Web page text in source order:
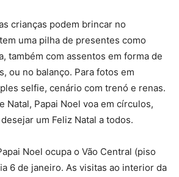
crianças podem brincar no
uma pilha de presentes como
também com assentos em forma de
ou no balanço. Para fotos em
selfie, cenário com trenó e renas.
Natal, Papai Noel voa em círculos,
um Feliz Natal a todos.
Noel ocupa o Vão Central (piso
6 de janeiro. As visitas ao interior da